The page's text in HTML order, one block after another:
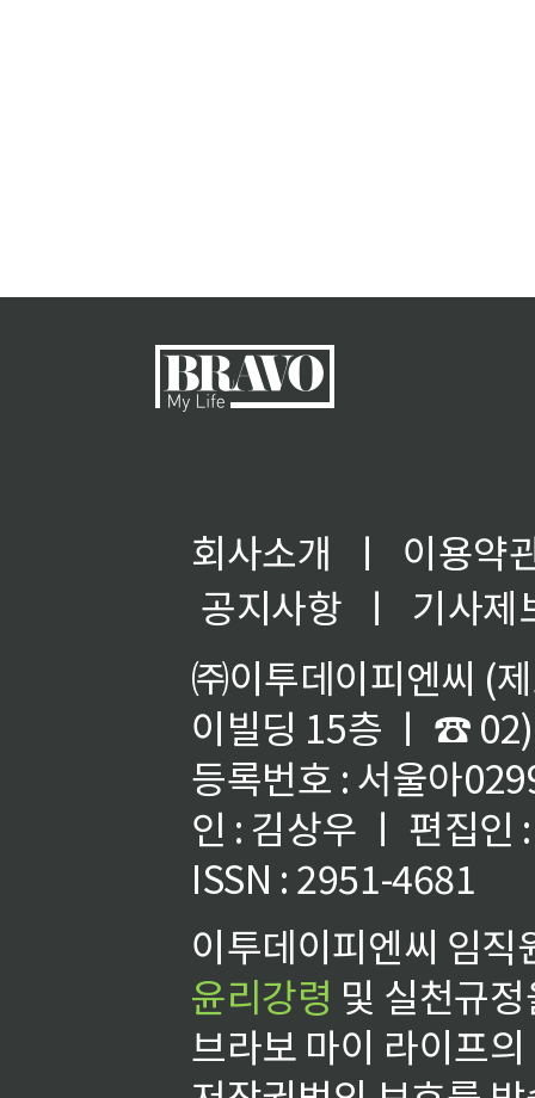
회사소개 ㅣ
이용약
공지사항
ㅣ
기사제
㈜이투데이피엔씨 (
이빌딩 15층 ㅣ ☎
등록번호 : 서울아
인 : 김상우 ㅣ 편집인
ISSN : 2951-4681
이투데이피엔씨 임
윤리강령 및 실천규
브라보 마이 라이프